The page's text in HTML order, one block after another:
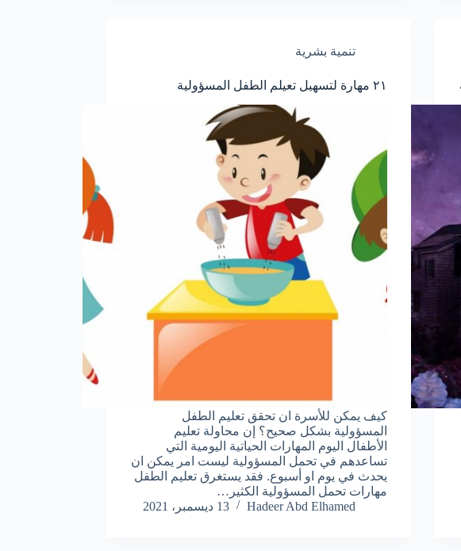
تنمية بشرية
٢١ مهارة لتسهيل تعيلم الطفل المسؤولية
كيف يمكن للأسرة ان تحقق تعليم الطفل
المسؤولية بشكل صحيح؟ إن محاولة تعليم
الأطفال اليوم المهارات الحياتية اليومية التي
تساعدهم في تحمل المسؤولية ليست امر يمكن ان
يحدث في يوم او أسبوع. فقد يستغرق تعليم الطفل
مهارات تحمل المسؤولية الكثير…
Hadeer Abd Elhamed
13 ديسمبر، 2021